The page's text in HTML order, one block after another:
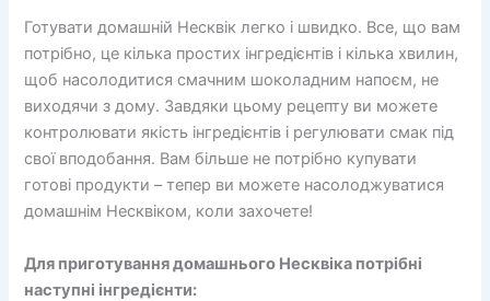
Готувати домашній Несквік легко і швидко. Все, що вам
потрібно, це кілька простих інгредієнтів і кілька хвилин,
щоб насолодитися смачним шоколадним напоєм, не
виходячи з дому. Завдяки цьому рецепту ви можете
контролювати якість інгредієнтів і регулювати смак під
свої вподобання. Вам більше не потрібно купувати
готові продукти – тепер ви можете насолоджуватися
домашнім Несквіком, коли захочете!
Для приготування домашнього Несквіка потрібні
наступні інгредієнти: